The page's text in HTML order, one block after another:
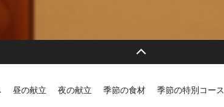
昼の献立 夜の献立 季節の食材 季節の特別コース